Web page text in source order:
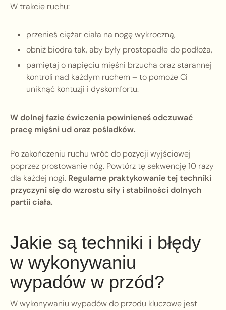
W trakcie ruchu:
przenieś ciężar ciała na nogę wykroczną,
obniż biodra tak, aby były prostopadłe do podłoża,
pamiętaj o napięciu mięśni brzucha oraz starannej
kontroli nad każdym ruchem – to pomoże Ci
uniknąć kontuzji i dyskomfortu.
W dolnej fazie ćwiczenia powinieneś odczuwać
pracę mięśni ud oraz pośladków.
Po zakończeniu ruchu wróć do pozycji wyjściowej
poprzez prostowanie nóg. Powtórz tę sekwencję 10 razy
dla każdej nogi. Regularne praktykowanie tej techniki
przyczyni się do wzrostu siły i stabilności dolnych
partii ciała.
Jakie są techniki i błędy
w wykonywaniu
wypadów w przód?
W wykonywaniu wypadów do przodu kluczowe jest